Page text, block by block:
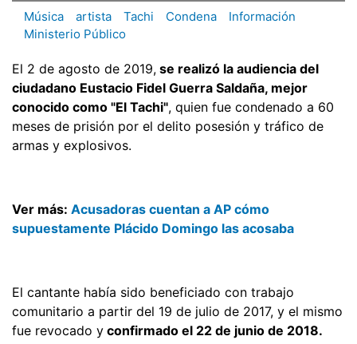
Música artista Tachi Condena
Información
Ministerio Público
El 2 de agosto de 2019, se realizó la audiencia del
ciudadano Eustacio Fidel Guerra Saldaña, mejor
conocido como "El Tachi", quien fue condenado a 60
meses de prisión por el delito posesión y tráfico de
armas y explosivos.
Ver más: Acusadoras cuentan a AP cómo
supuestamente Plácido Domingo las acosaba
El cantante había sido beneficiado con trabajo
comunitario a partir del 19 de julio de 2017, y el mismo
fue revocado y confirmado el 22 de junio de 2018.